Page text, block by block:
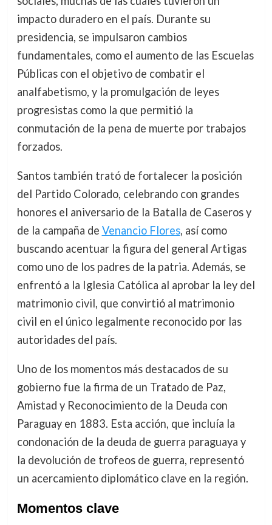
impacto duradero en el país. Durante su
presidencia, se impulsaron cambios
fundamentales, como el aumento de las Escuelas
Públicas con el objetivo de combatir el
analfabetismo, y la promulgación de leyes
progresistas como la que permitió la
conmutación de la pena de muerte por trabajos
forzados.
Santos también trató de fortalecer la posición
del Partido Colorado, celebrando con grandes
honores el aniversario de la Batalla de Caseros y
de la campaña de Venancio Flores, así como
buscando acentuar la figura del general Artigas
como uno de los padres de la patria. Además, se
enfrentó a la Iglesia Católica al aprobar la ley del
matrimonio civil, que convirtió al matrimonio
civil en el único legalmente reconocido por las
autoridades del país.
Uno de los momentos más destacados de su
gobierno fue la firma de un Tratado de Paz,
Amistad y Reconocimiento de la Deuda con
Paraguay en 1883. Esta acción, que incluía la
condonación de la deuda de guerra paraguaya y
la devolución de trofeos de guerra, representó
un acercamiento diplomático clave en la región.
Momentos clave